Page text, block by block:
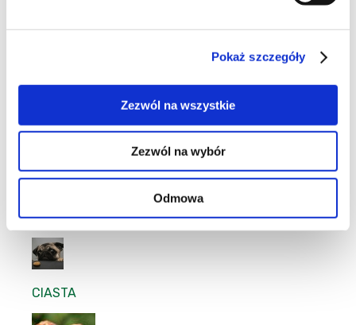
Pokaż szczegóły
Zezwól na wszystkie
Zezwól na wybór
Odmowa
45
70
31
CIASTA